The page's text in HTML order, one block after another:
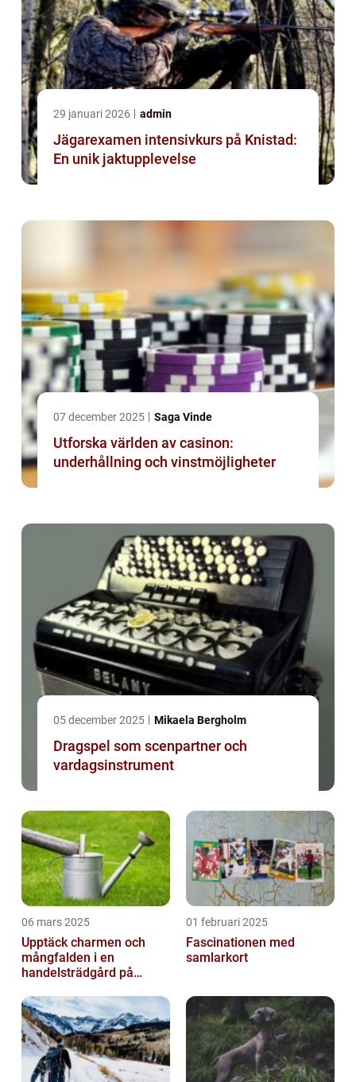
29 januari 2026 admin
Jägarexamen intensivkurs på Knistad:
En unik jaktupplevelse
07 december 2025 Saga Vinde
Utforska världen av casinon:
underhållning och vinstmöjligheter
05 december 2025 Mikaela Bergholm
Dragspel som scenpartner och
vardagsinstrument
06 mars 2025
Upptäck charmen och
mångfalden i en
handelsträdgård på
01 februari 2025
Fascinationen med
samlarkort